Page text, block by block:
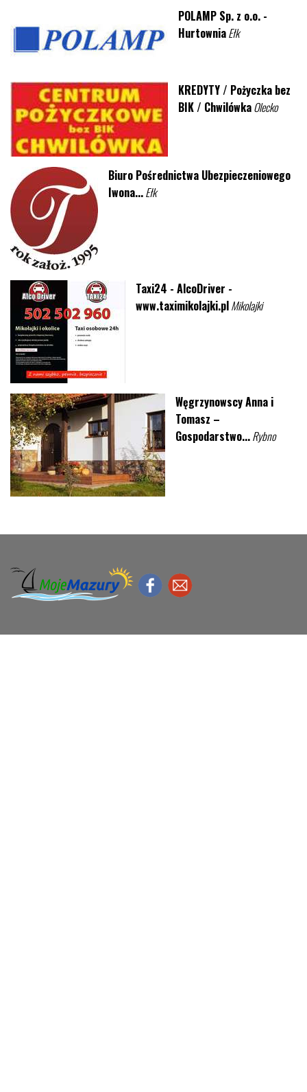
POLAMP Sp. z o.o. -
HurtowniaEłk
KREDYTY / Pożyczka bez
BIK / ChwilówkaOlecko
Biuro Pośrednictwa Ubezpieczeniowego
Iwona...Ełk
Taxi24 - AlcoDriver -
www.taximikolajki.plMikolajki
Węgrzynowscy Anna i
Tomasz –
Gospodarstwo...Rybno